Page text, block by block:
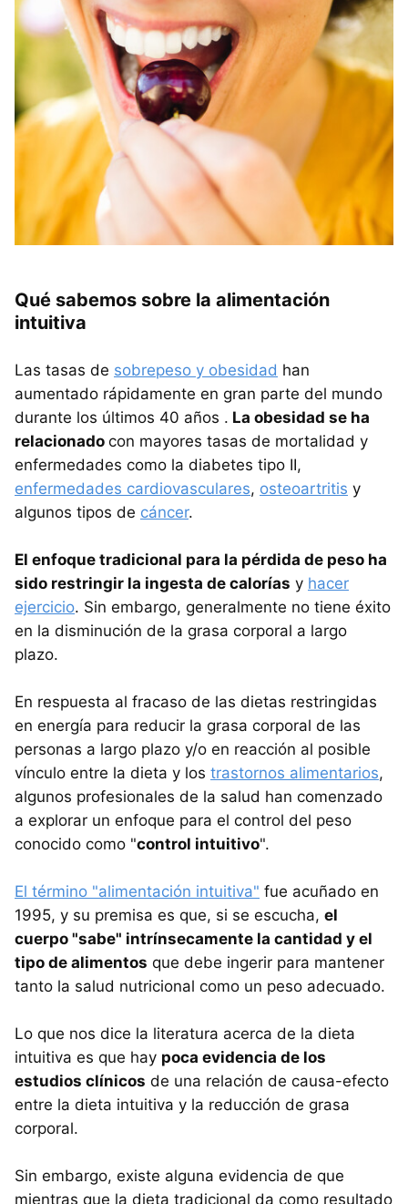
Qué sabemos sobre la alimentación
intuitiva
Las tasas de sobrepeso y obesidad han
aumentado rápidamente en gran parte del mundo
durante los últimos 40 años . La obesidad se ha
relacionado con mayores tasas de mortalidad y
enfermedades como la diabetes tipo II,
enfermedades cardiovasculares, osteoartritis y
algunos tipos de cáncer.
El enfoque tradicional para la pérdida de peso ha
sido restringir la ingesta de calorías y hacer
ejercicio. Sin embargo, generalmente no tiene éxito
en la disminución de la grasa corporal a largo
plazo.
En respuesta al fracaso de las dietas restringidas
en energía para reducir la grasa corporal de las
personas a largo plazo y/o en reacción al posible
vínculo entre la dieta y los trastornos alimentarios,
algunos profesionales de la salud han comenzado
a explorar un enfoque para el control del peso
conocido como "control intuitivo".
El término "alimentación intuitiva" fue acuñado en
1995, y su premisa es que, si se escucha, el
cuerpo "sabe" intrínsecamente la cantidad y el
tipo de alimentos que debe ingerir para mantener
tanto la salud nutricional como un peso adecuado.
Lo que nos dice la literatura acerca de la dieta
intuitiva es que hay poca evidencia de los
estudios clínicos de una relación de causa-efecto
entre la dieta intuitiva y la reducción de grasa
corporal.
Sin embargo, existe alguna evidencia de que
mientras que la dieta tradicional da como resultado